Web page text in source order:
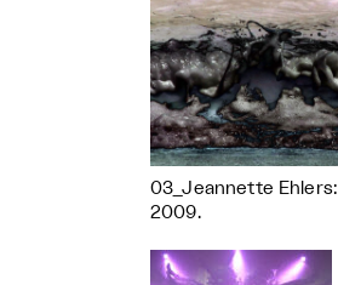
03_Jeannette Ehlers:
2009.